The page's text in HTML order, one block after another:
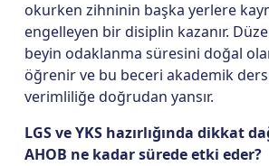
okurken zihninin başka yerlere
engelleyen bir disiplin kazanır.
beyin odaklanma süresini doğal
öğrenir ve bu beceri akademik
verimliliğe doğrudan yansır.
LGS ve YKS hazırlığında dikkat
AHOB ne kadar sürede etki eder?